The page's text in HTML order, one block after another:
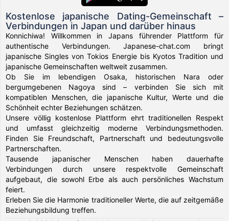
Kostenlose japanische Dating-Gemeinschaft –
Verbindungen in Japan und darüber hinaus
Konnichiwa! Willkommen in Japans führender Plattform für
authentische Verbindungen. Japanese-chat.com bringt
japanische Singles von Tokios Energie bis Kyotos Tradition und
japanische Gemeinschaften weltweit zusammen.
Ob Sie im lebendigen Osaka, historischen Nara oder
bergumgebenen Nagoya sind – verbinden Sie sich mit
kompatiblen Menschen, die japanische Kultur, Werte und die
Schönheit echter Beziehungen schätzen.
Unsere völlig kostenlose Plattform ehrt traditionellen Respekt
und umfasst gleichzeitig moderne Verbindungsmethoden.
Finden Sie Freundschaft, Partnerschaft und bedeutungsvolle
Partnerschaften.
Tausende japanischer Menschen haben dauerhafte
Verbindungen durch unsere respektvolle Gemeinschaft
aufgebaut, die sowohl Erbe als auch persönliches Wachstum
feiert.
Erleben Sie die Harmonie traditioneller Werte, die auf zeitgemäße
Beziehungsbildung treffen.